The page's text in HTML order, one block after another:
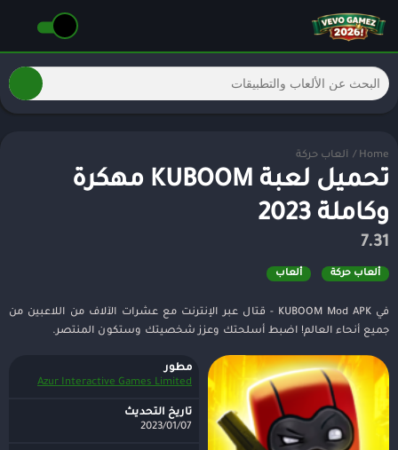
Home
/ ألعاب حركة
تحميل لعبة KUBOOM مهكرة
وكاملة 2023
7.31
ألعاب حركة ألعاب
في KUBOOM Mod APK - قتال عبر الإنترنت مع عشرات الآلاف من اللاعبين من
جميع أنحاء العالم! اضبط أسلحتك وعزز شخصيتك وستكون المنتصر.
مطور
Azur Interactive Games Limited
تاريخ التحديث
07‏/01‏/2023